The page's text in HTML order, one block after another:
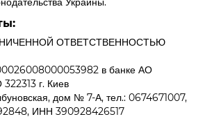
ОТВЕТСТВЕННОСТЬЮ
в банке АО
г. Киев
дом № 7-А, тел.: 0674671007,
ИНН 390928426517